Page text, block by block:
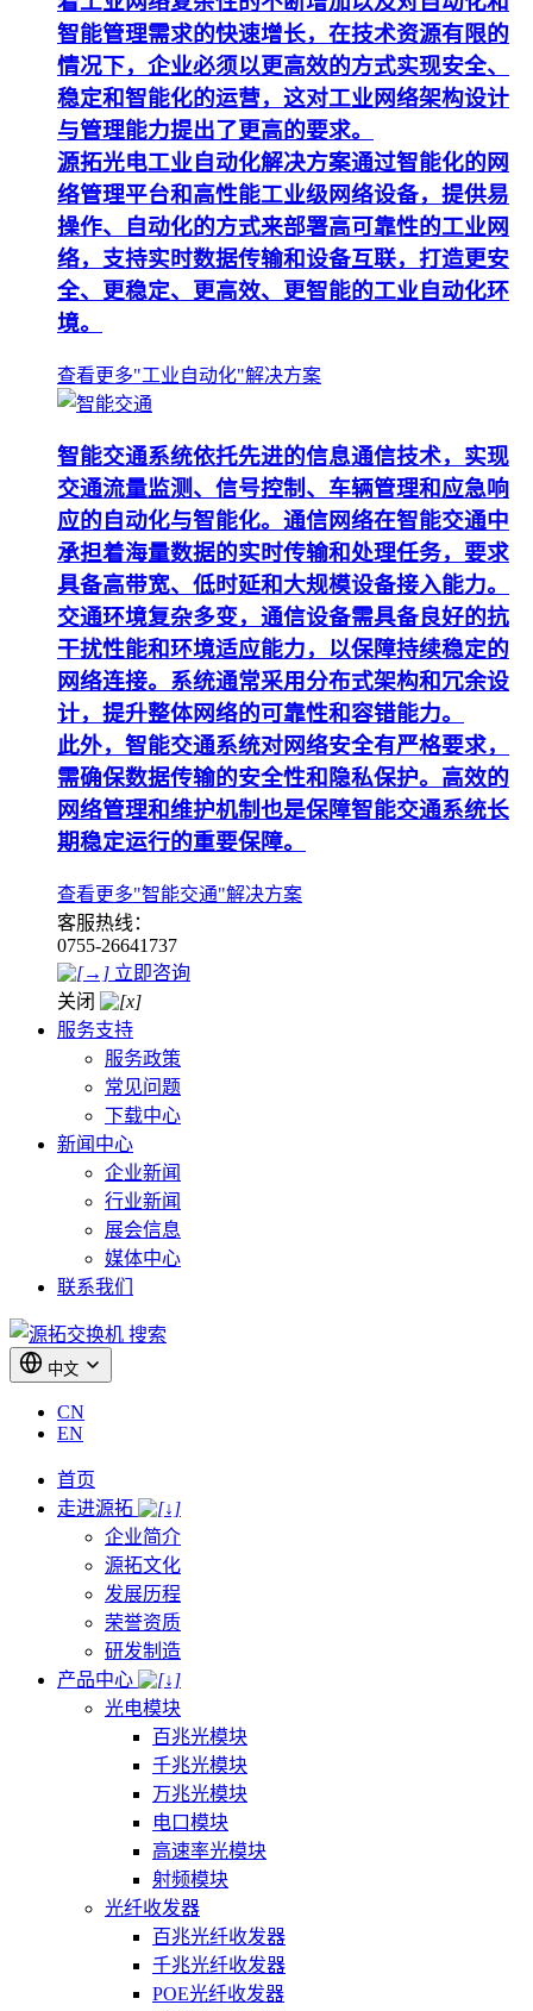
智能管理需求的快速增长，在技术资源有限的
情况下，企业必须以更高效的方式实现安全、
稳定和智能化的运营，这对工业网络架构设计
与管理能力提出了更高的要求。
源拓光电工业自动化解决方案通过智能化的网
络管理平台和高性能工业级网络设备，提供易
操作、自动化的方式来部署高可靠性的工业网
络，支持实时数据传输和设备互联，打造更安
全、更稳定、更高效、更智能的工业自动化环
境。
查看更多"工业自动化"解决方案
智能交通系统依托先进的信息通信技术，实现
交通流量监测、信号控制、车辆管理和应急响
应的自动化与智能化。通信网络在智能交通中
承担着海量数据的实时传输和处理任务，要求
具备高带宽、低时延和大规模设备接入能力。
交通环境复杂多变，通信设备需具备良好的抗
干扰性能和环境适应能力，以保障持续稳定的
网络连接。系统通常采用分布式架构和冗余设
计，提升整体网络的可靠性和容错能力。
此外，智能交通系统对网络安全有严格要求，
需确保数据传输的安全性和隐私保护。高效的
网络管理和维护机制也是保障智能交通系统长
期稳定运行的重要保障。
查看更多"智能交通"解决方案
客服热线：
0755-26641737
立即咨询
关闭
服务支持
服务政策
常见问题
下载中心
新闻中心
企业新闻
行业新闻
展会信息
媒体中心
联系我们
搜索
中文
CN
EN
首页
走进源拓
企业简介
源拓文化
发展历程
荣誉资质
研发制造
产品中心
光电模块
百兆光模块
千兆光模块
万兆光模块
电口模块
高速率光模块
射频模块
光纤收发器
百兆光纤收发器
千兆光纤收发器
POE光纤收发器